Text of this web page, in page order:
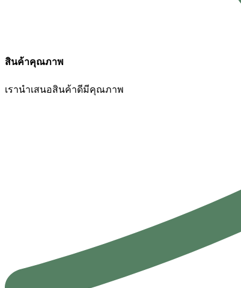
สินค้าคุณภาพ
เรานำเสนอสินค้าดีมีคุณภาพ